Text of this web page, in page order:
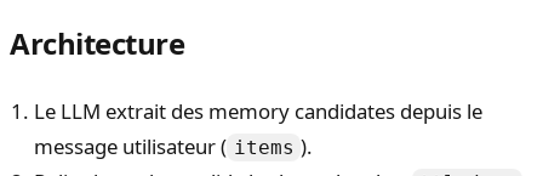
Architecture
Le LLM extrait des memory candidates depuis le
message utilisateur ( items ).